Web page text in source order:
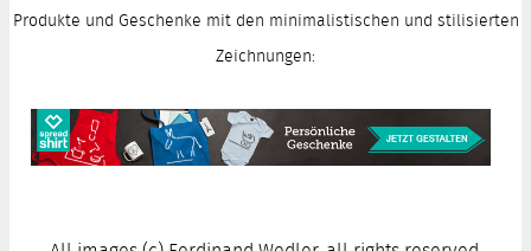
Produkte und Geschenke mit den minimalistischen und stilisierten
Zeichnungen: